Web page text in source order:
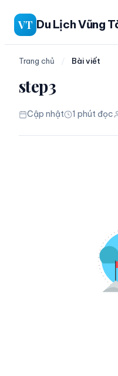
Chuyển
đến
phần
dung
VT Du Lịch Vũng
Trang chủ / Bài viết
step3
Cập nhật 1 phút đọc